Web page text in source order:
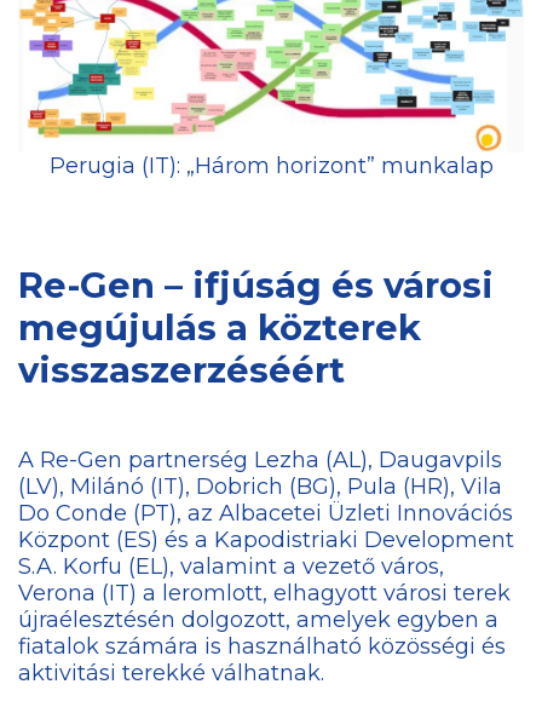
Perugia (IT): „Három horizont” munkalap
Re-Gen – ifjúság és városi
megújulás a közterek
visszaszerzéséért
A Re-Gen partnerség Lezha (AL), Daugavpils
(LV), Milánó (IT), Dobrich (BG), Pula (HR), Vila
Do Conde (PT), az Albacetei Üzleti Innovációs
Központ (ES) és a Kapodistriaki Development
S.A. Korfu (EL), valamint a vezető város,
Verona (IT) a leromlott, elhagyott városi terek
újraélesztésén dolgozott, amelyek egyben a
fiatalok számára is használható közösségi és
aktivitási terekké válhatnak.